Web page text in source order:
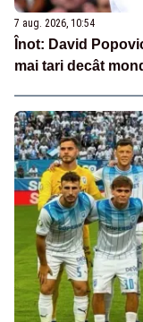
7 aug. 2026, 10:54
Înot: David
mai tari decât